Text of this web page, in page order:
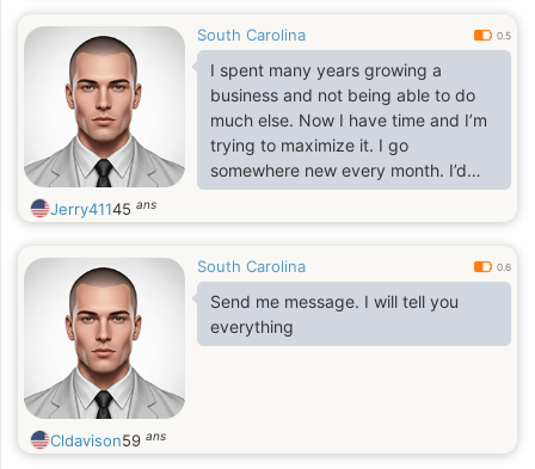
minded, intelligent, funny and fun.I
enjoy meeting new people,
conversation, politics, sports,
movies, music, and more
South Carolina 0.5
I spent many years growing a
business and not being able to do
much else. Now I have time and I’m
trying to maximize it. I go
somewhere new every month. I’d
love to have someone to bring with
me.
Jerry41145 ans
South Carolina 0.6
Send me message. I will tell you
everything
Cldavison59 ans